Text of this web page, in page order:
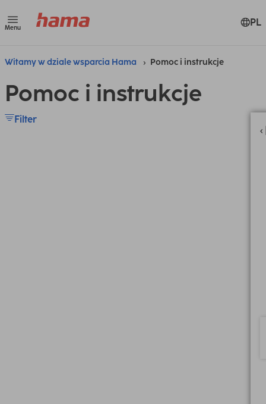
Menu PL
Witamy w dziale wsparcia Hama Pomoc i instrukcje
Pomoc i instrukcje
Filter